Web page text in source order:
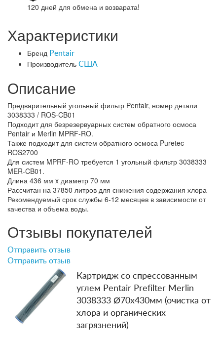
120 дней для обмена и возварата!
Характеристики
Бренд Pentair
Производитель США
Описание
Предварительный угольный фильтр Pentair, номер детали
3038333 / ROS-CB01
Подходит для безрезервуарных систем обратного осмоса
Pentair и Merlin MPRF-RO.
Также подходит для систем обратного осмоса Puretec
ROS2700
Для систем MPRF-RO требуется 1 угольный фильтр 3038333
MER-CB01.
Длина 436 мм x диаметр 70 мм
Рассчитан на 37850 литров для снижения содержания хлора
Рекомендуемый срок службы 6-12 месяцев в зависимости от
качества и объема воды.
Отзывы покупателей
Отправить отзыв
Отправить отзыв
Картридж со спрессованным
углем Pentair Prefilter Merlin
3038333 Ø70x430мм (очистка от
хлора и органических
загрязнений)